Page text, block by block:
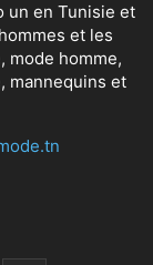
un en Tunisie et
et les
mode homme,
mannequins et